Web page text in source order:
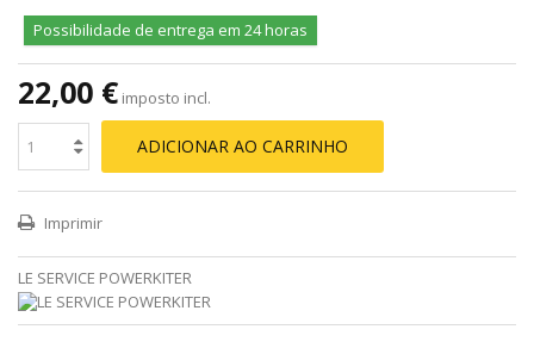
Possibilidade de entrega em 24 horas
22,00 € imposto incl.
ADICIONAR AO CARRINHO
Imprimir
LE SERVICE POWERKITER